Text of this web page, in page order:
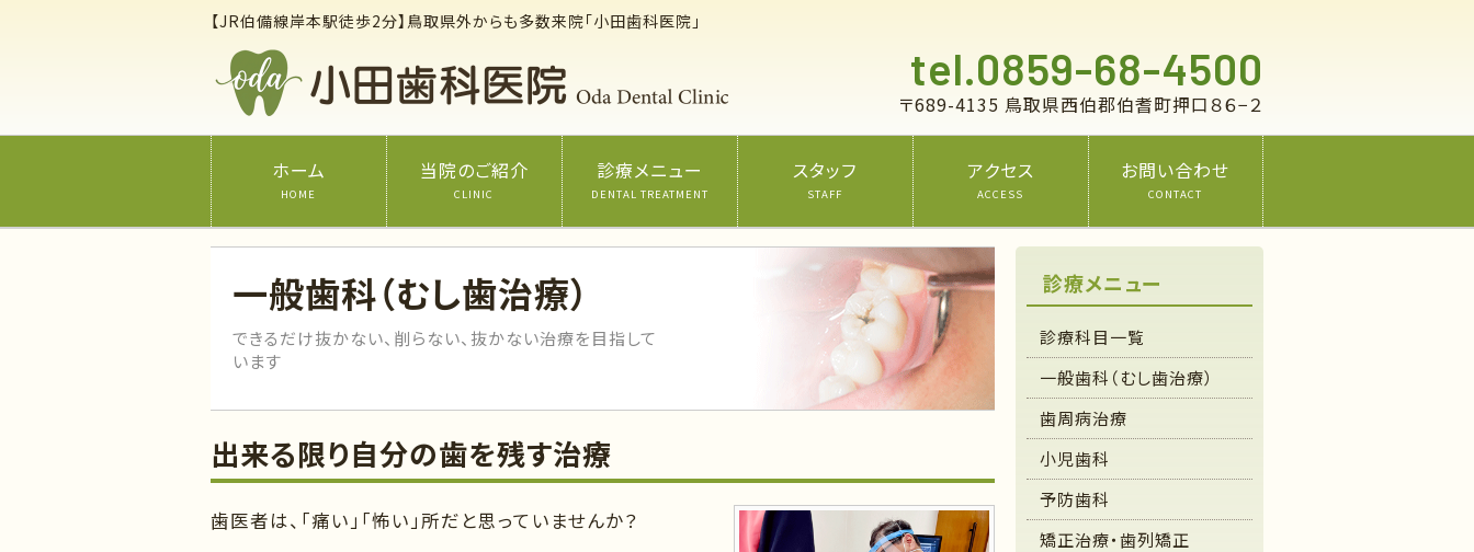
【JR伯備線岸本駅徒歩2分】鳥取県外からも多数来院「小田歯科医院」
tel.0859-68-4500
〒689-4135 鳥取県西伯郡伯耆町押口８６−２
ホーム
HOME
当院のご紹介
CLINIC
診療メニュー
DENTAL TREATMENT
スタッフ
STAFF
アクセス
ACCESS
お問い合わせ
CONTACT
一般歯科（むし歯治療）
できるだけ抜かない、削らない、抜かない治療を目指して
います
出来る限り自分の歯を残す治療
歯医者は、「痛い」「怖い」所だと思っていませんか？
診療メニュー
診療科目一覧
一般歯科（むし歯治療）
歯周病治療
小児歯科
予防歯科
矯正治療・歯列矯正